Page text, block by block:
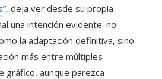
”, deja ver desde su propia
una intención evidente: no
la adaptación definitiva, sino
más entre múltiples
gráfico, aunque parezca